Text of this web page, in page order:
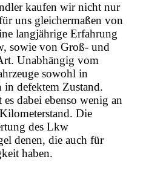
kaufen wir nicht nur
uns gleichermaßen von
langjährige Erfahrung
sowie von Groß- und
Unabhängig vom
sowohl in
in defektem Zustand.
dabei ebenso wenig an
Die
des Lkw
denen, die auch für
haben.